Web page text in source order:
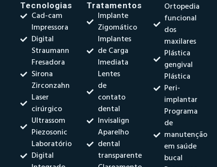
Tecnologias
Cad-cam
Impressora
Digital
Straumann
Fresadora
Sirona
Zirconzahn
Laser
cirúrgico
Ultrassom
Piezosonic
Laboratório
Digital
Tratamentos
Implante
Zigomático
Implantes
de Carga
Imediata
Lentes
de
contato
dental
Invisalign
Aparelho
dental
transparente
Ortopedia
funcional
dos
maxilares
Plástica
gengival
Plástica
Peri-
implantar
Programa
de
manutenção
em saúde
bucal